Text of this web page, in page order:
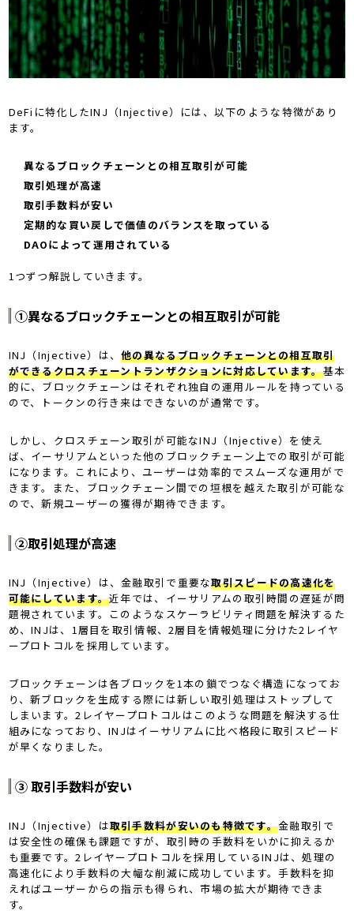
DeFiに特化したINJ（Injective）には、以下のような特徴があり
ます。
異なるブロックチェーンとの相互取引が可能
取引処理が高速
取引手数料が安い
定期的な買い戻しで価値のバランスを取っている
DAOによって運用されている
1つずつ解説していきます。
①異なるブロックチェーンとの相互取引が可能
INJ（Injective）は、他の異なるブロックチェーンとの相互取引
ができるクロスチェーントランザクションに対応しています。基本
的に、ブロックチェーンはそれぞれ独自の運用ルールを持っている
ので、トークンの行き来はできないのが通常です。
しかし、クロスチェーン取引が可能なINJ（Injective）を使え
ば、イーサリアムといった他のブロックチェーン上での取引が可能
になります。これにより、ユーザーは効率的でスムーズな運用がで
きます。また、ブロックチェーン間での垣根を越えた取引が可能な
ので、新規ユーザーの獲得が期待できます。
②取引処理が高速
INJ（Injective）は、金融取引で重要な取引スピードの高速化を
可能にしています。近年では、イーサリアムの取引時間の遅延が問
題視されています。このようなスケーラビリティ問題を解決するた
め、INJは、1層目を取引情報、2層目を情報処理に分けた2レイヤ
ープロトコルを採用しています。
ブロックチェーンは各ブロックを1本の鎖でつなぐ構造になってお
り、新ブロックを生成する際には新しい取引処理はストップして
しまいます。2レイヤープロトコルはこのような問題を解決する仕
組みになっており、INJはイーサリアムに比べ格段に取引スピード
が早くなりました。
③ 取引手数料が安い
INJ（Injective）は取引手数料が安いのも特徴です。金融取引で
は安全性の確保も課題ですが、取引時の手数料をいかに抑えるか
も重要です。2レイヤープロトコルを採用しているINJは、処理の
高速化により手数料の大幅な削減に成功しています。手数料を抑
えればユーザーからの指示も得られ、市場の拡大が期待できま
す。